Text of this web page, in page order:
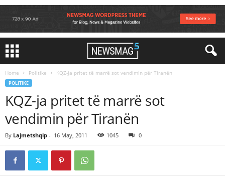
Home Politike KQZ-ja pritet të marrë sot vendimin për Tiranën
POLITIKE
KQZ-ja pritet të marrë sot
vendimin për Tiranën
By Lajmetshqip - 16 May, 2011 1045 0